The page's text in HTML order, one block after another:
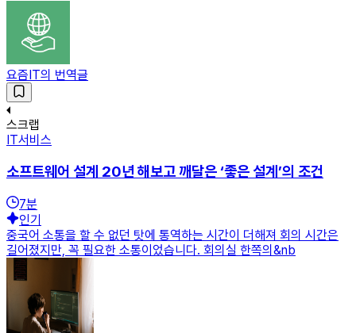
요즘IT의 번역글
스크랩
IT서비스
소프트웨어 설계 20년 해보고 깨달은 ‘좋은 설계’의 조건
7분
인기
중국어 소통을 할 수 없던 탓에 통역하는 시간이 더해져 회의 시간은
길어졌지만, 꼭 필요한 소통이었습니다. 회의실 한쪽의&nb